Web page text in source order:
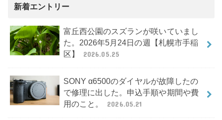
新着エントリー
富丘西公園のスズランが咲いていまし
た。2026年5月24日の週【札幌市手稲
区】
2026.05.25
SONY α6500のダイヤルが故障したの
で修理に出した。申込手順や期間や費
用のこと。
2026.05.21